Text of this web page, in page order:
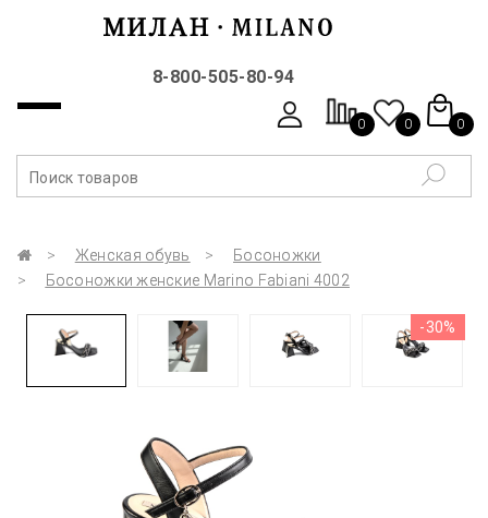
8-800-505-80-94
0 0 0
Женская обувь
Босоножки
Босоножки женские Marino Fabiani 4002
-30%